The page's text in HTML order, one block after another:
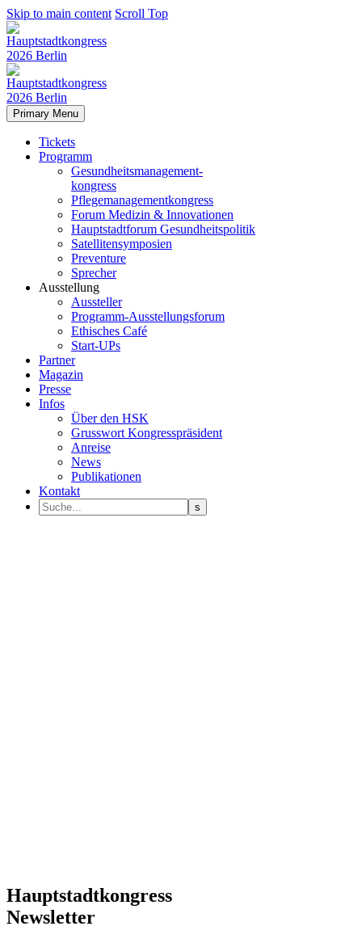
Skip to main content Scroll Top
Primary Menu
Tickets
Programm
Gesundheitsmanagement-
kongress
Pflegemanagementkongress
Forum Medizin & Innovationen
Hauptstadtforum Gesundheitspolitik
Satellitensymposien
Preventure
Sprecher
Ausstellung
Aussteller
Programm-Ausstellungsforum
Ethisches Café
Start-UPs
Partner
Magazin
Presse
Infos
Über den HSK
Grusswort Kongresspräsident
Anreise
News
Publikationen
Kontakt
Hauptstadtkongress
Newsletter